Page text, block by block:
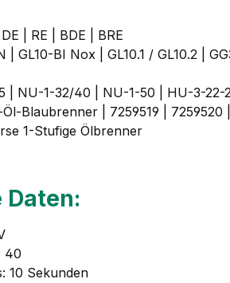
| RE | BDE | BRE
| GL10-BI Nox | GL10.1 / GL10.2 |
| NU-1-32/40 | NU-1-50 | HU-3-
Blaubrenner | 7259519 | 7259520
1-Stufige Ölbrenner
Daten:
40
10 Sekunden